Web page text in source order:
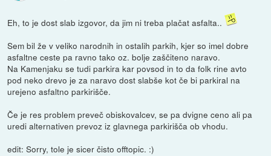
Eh, to je dost slab izgovor, da jim ni treba plačat asfalta..
Sem bil že v veliko narodnih in ostalih parkih, kjer so imel dobre
asfaltne ceste pa ravno tako oz. bolje zaščiteno naravo.
Na Kamenjaku se tudi parkira kar povsod in to da folk rine avto
pod neko drevo je za naravo dost slabše kot če bi parkiral na
urejeno asfaltno parkirišče.
Če je res problem preveč obiskovalcev, se pa dvigne ceno ali pa
uredi alternativen prevoz iz glavnega parkirišča ob vhodu.
edit: Sorry, tole je sicer čisto offtopic. :)